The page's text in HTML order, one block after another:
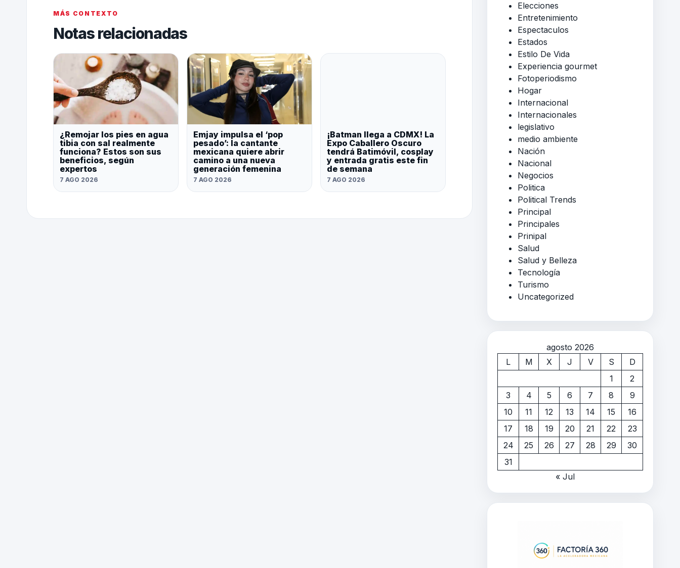
MÁS CONTEXTO
Notas relacionadas
¿Remojar los pies en agua
tibia con sal realmente
funciona? Estos son sus
beneficios, según
expertos
7 AGO 2026
Emjay impulsa el ‘pop
pesado’: la cantante
mexicana quiere abrir
camino a una nueva
generación femenina
7 AGO 2026
¡Batman llega a CDMX! La
Expo Caballero Oscuro
tendrá Batimóvil, cosplay
y entrada gratis este fin
de semana
7 AGO 2026
Elecciones
Entretenimiento
Espectaculos
Estados
Estilo De Vida
Experiencia gourmet
Fotoperiodismo
Hogar
Internacional
Internacionales
legislativo
medio ambiente
Nación
Nacional
Negocios
Politica
Political Trends
Principal
Principales
Prinipal
Salud
Salud y Belleza
Tecnología
Turismo
Uncategorized
agosto 2026
L
M X J V S
D
1
2
3
4 5 6 7 8
9
10
11 12 13 14 15
16
17
18 19 20 21 22
23
24
25 26 27 28 29
30
31
« Jul